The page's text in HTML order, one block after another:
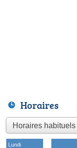
Horaires
Lundi